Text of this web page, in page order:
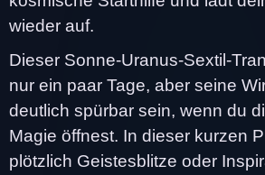
wieder auf.
Dieser Sonne-Uranus-Sextil-
nur ein paar Tage, aber seine
deutlich spürbar sein, wenn du
Magie öffnest. In dieser kurzen
plötzlich Geistesblitze oder